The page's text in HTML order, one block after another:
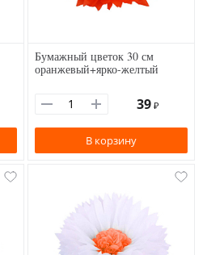
Бумажный цветок 30 см
оранжевый+ярко-желтый
39 ₽
В корзину